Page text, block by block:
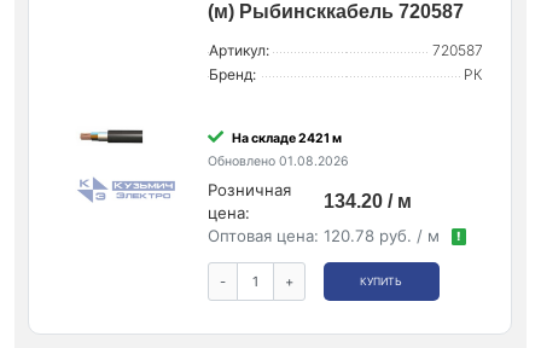
(м) Рыбинсккабель 720587
Артикул:
720587
Бренд:
РК
На складе 2421 м
Обновлено 01.08.2026
Розничная
цена:
134.20 / м
Оптовая цена: 120.78 руб. / м !
- + КУПИТЬ